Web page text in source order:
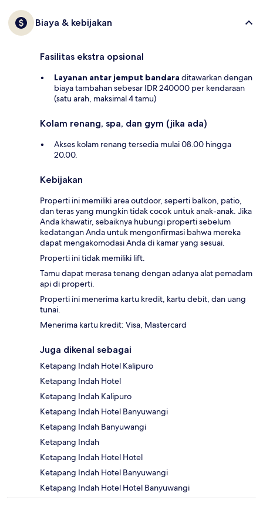
Biaya & kebijakan
Fasilitas ekstra opsional
Layanan antar jemput bandara ditawarkan dengan
biaya tambahan sebesar IDR 240000 per kendaraan
(satu arah, maksimal 4 tamu)
Kolam renang, spa, dan gym (jika ada)
Akses kolam renang tersedia mulai 08.00 hingga
20.00.
Kebijakan
Properti ini memiliki area outdoor, seperti balkon, patio,
dan teras yang mungkin tidak cocok untuk anak-anak. Jika
Anda khawatir, sebaiknya hubungi properti sebelum
kedatangan Anda untuk mengonfirmasi bahwa mereka
dapat mengakomodasi Anda di kamar yang sesuai.
Properti ini tidak memiliki lift.
Tamu dapat merasa tenang dengan adanya alat pemadam
api di properti.
Properti ini menerima kartu kredit, kartu debit, dan uang
tunai.
Menerima kartu kredit: Visa, Mastercard
Juga dikenal sebagai
Ketapang Indah Hotel Kalipuro
Ketapang Indah Hotel
Ketapang Indah Kalipuro
Ketapang Indah Hotel Banyuwangi
Ketapang Indah Banyuwangi
Ketapang Indah
Ketapang Indah Hotel Hotel
Ketapang Indah Hotel Banyuwangi
Ketapang Indah Hotel Hotel Banyuwangi